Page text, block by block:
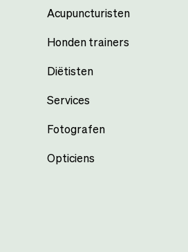
Acupuncturisten
Honden trainers
Diëtisten
Services
Fotografen
Opticiens